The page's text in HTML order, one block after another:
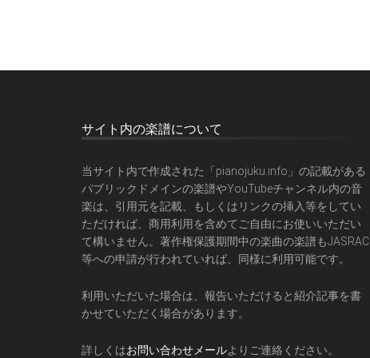
サイト内の楽譜について
当サイト内で作成された「pianojuku.info」の記載がある
パブリックドメインの楽譜やYouTubeチャンネル内の音
楽は、引用元を記載、もしくはリンクの挿入等をしてい
ただければ、商用利用を含めてご自由にお使いいただい
て構いません。著作権保護期間中の楽曲の楽譜もJASRAC
等への申請が行われていれば、同様に利用可能です。
利用いただいた場合は、報告いただけると紹介記事を書
かせていただく場合があります。
詳しくはお問い合わせメールよりご連絡ください。